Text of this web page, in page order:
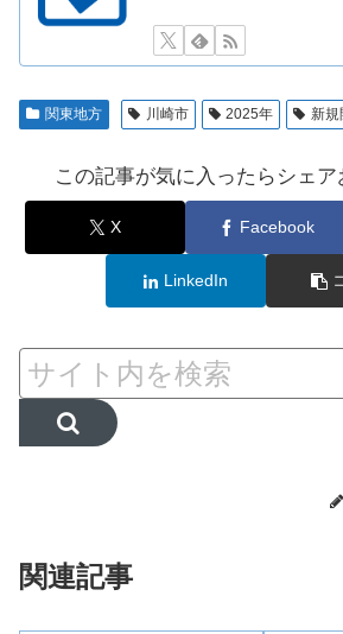
関東地方 川崎市 2025年 新規
この記事が気に入ったらシェア
X Facebook
LinkedIn
関連記事